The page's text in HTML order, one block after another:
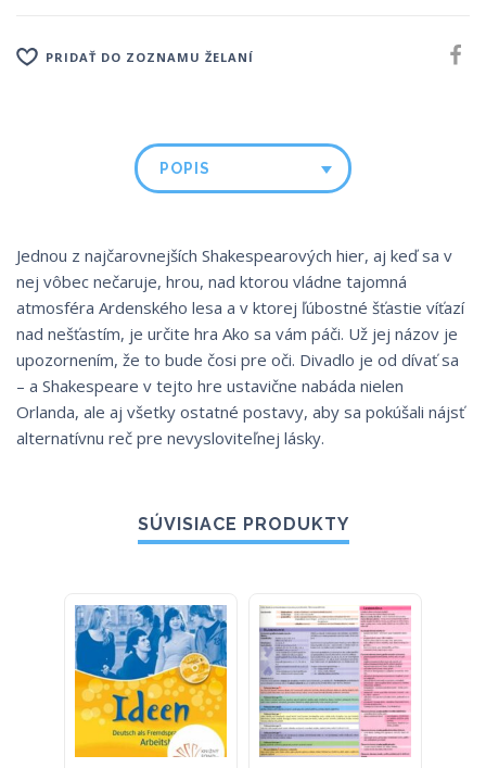
PRIDAŤ DO ZOZNAMU ŽELANÍ
POPIS
Jednou z najčarovnejších Shakespearových hier, aj keď sa v
nej vôbec nečaruje, hrou, nad ktorou vládne tajomná
atmosféra Ardenského lesa a v ktorej ľúbostné šťastie víťazí
nad nešťastím, je určite hra Ako sa vám páči. Už jej názov je
upozornením, že to bude čosi pre oči. Divadlo je od dívať sa
– a Shakespeare v tejto hre ustavične nabáda nielen
Orlanda, ale aj všetky ostatné postavy, aby sa pokúšali nájsť
alternatívnu reč pre nevysloviteľnej lásky.
SÚVISIACE PRODUKTY